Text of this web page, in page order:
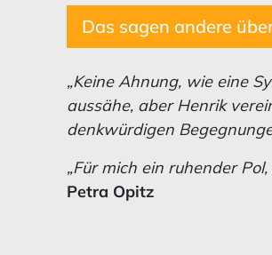
Das sagen andere
„Keine Ahnung, wie eine
aussähe, aber Henrik
denkwürdigen
„Für mich ein ruhender
Petra Opitz